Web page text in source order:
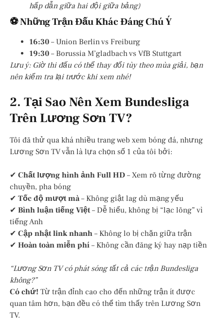
hấp dẫn giữa hai đội giữa bảng)
⚽ Những Trận Đấu Khác Đáng Chú Ý
16:30 – Union Berlin vs Freiburg
19:30 – Borussia M’gladbach vs VfB Stuttgart
Lưu ý: Giờ thi đấu có thể thay đổi tùy theo mùa giải, bạn
nên kiểm tra lại trước khi xem nhé!
2. Tại Sao Nên Xem Bundesliga
Trên Lương Sơn TV?
Tôi đã thử qua khá nhiều trang web xem bóng đá, nhưng
Lương Sơn TV vẫn là lựa chọn số 1 của tôi bởi:
✔ Chất lượng hình ảnh Full HD – Xem rõ từng đường
chuyền, pha bóng
✔ Tốc độ mượt mà– Không giật lag dù mạng yếu
✔ Bình luận tiếng Việt– Dễ hiểu, không bị “lạc lõng” vì
tiếng Anh
✔ Cập nhật link nhanh – Không lo bị chặn giữa trận
✔ Hoàn toàn miễn phí – Không cần đăng ký hay nạp tiền
“Lương Sơn TV có phát sóng tất cả các trận Bundesliga
không?”
Có chứ! Từ trận đỉnh cao cho đến những trận ít được
quan tâm hơn, bạn đều có thể tìm thấy trên Lương Sơn
TV.